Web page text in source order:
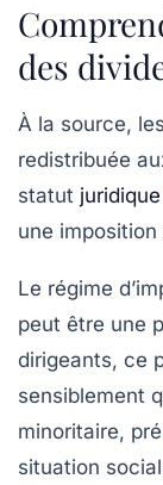
des
À la source,
redistribuée
statut juridique
une
Le régime
peut être une
dirigeants, ce
sensiblement
minoritaire,
situation